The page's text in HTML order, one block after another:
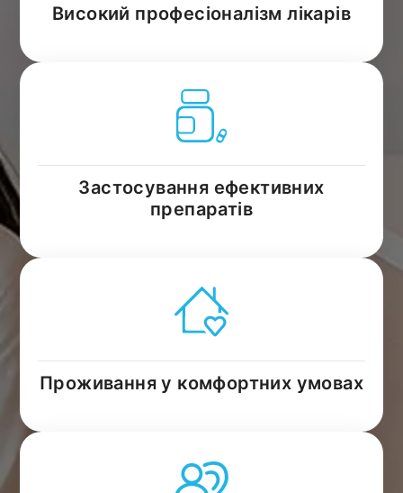
Високий професіоналізм лікарів
Застосування ефективних
препаратів
Проживання у комфортних умовах